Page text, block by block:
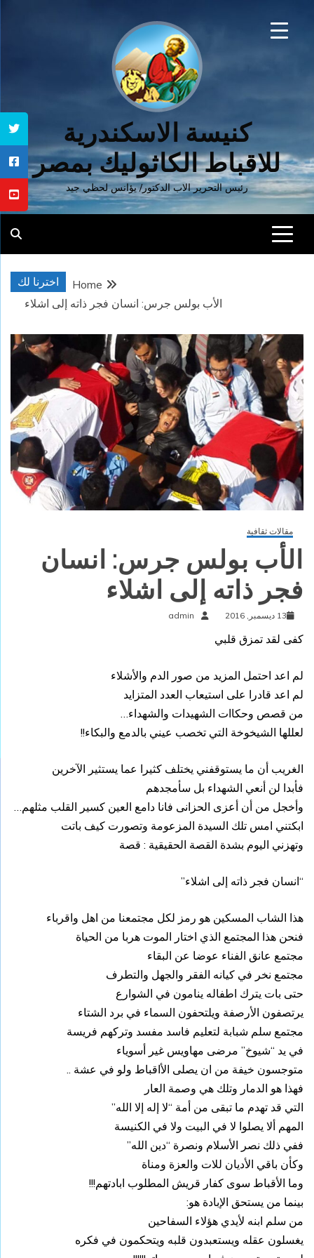
كنيسة الاسكندرية
للاقباط الكاثوليك بمصر
رئيس التحرير الاب الدكتور/ يؤانس لحظي جيد
اخترنا لك
Home
الأب بولس جرس: انسان فجر ذاته إلى اشلاء
مقالات ثقافية
الأب بولس جرس: انسان
فجر ذاته إلى اشلاء
13 ديسمبر, 2016 admin
كفى لقد تمزق قلبي
لم اعد احتمل المزيد من صور الدم والأشلاء
لم اعد قادرا على استيعاب العدد المتزايد
من قصص وحكاات الشهيدات والشهداء
لعللها الشيخوخة التي تخصب عيني بالدمع والبكاء!!
الغريب أن ما يستوقفني يختلف كثيرا عما يستثير الآخرين
فأبدا لن أنعي الشهداء بل سأمجدهم
وأخجل من أن أعزى الحزانى فانا دامع العين كسير القلب مثلهم…
ابكتني امس تلك السيدة المزعومة وتصورت كيف باتت
وتهزني اليوم بشدة القصة الحقيقية : قصة
“انسان فجر ذاته إلى اشلاء”
هذا الشاب المسكين هو رمز لكل مجتمعنا من اهل واقرباء
فنحن هذا المجتمع الذي اختار الموت هربا من الحياة
مجتمع عانق الفناء عوضا عن البقاء
مجتمع نخر في كيانه الفقر والجهل والتطرف
حتى بات يترك اطفاله ينامون في الشوارع
يرتصفون الأرصفة ويلتحفون السماء في برد الشتاء
مجتمع سلم شبابة لتعليم فاسد مفسد وتركهم فريسة
في يد “شيوخ” مرضى مهاويس غير أسوياء
متوجسون خيفة من ان يصلى الأاقباط ولو في عشة ..
فهذا هو الدمار وتلك هي وصمة العار
التي قد تهدم ما تبقى من أمة “لا إله إلا الله”
المهم ألا يصلوا لا في البيت ولا في الكنيسة
ففي ذلك نصر الأسلام ونصرة “دين الله”
وكأن باقي الأديان للات والعزة ومناة
وما الأقباط سوى كفار قريش المطلوب ابادتهم!!!
بينما من يستحق الإبادة هو:
من سلم ابنه لأيدي هؤلاء السفاحين
يغسلون عقله ويستعبدون قلبه ويتحكمون في فكره